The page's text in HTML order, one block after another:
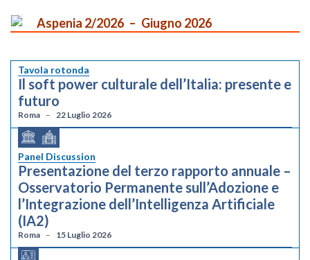
Aspenia 2/2026 Giugno 2026
Tavola rotonda
Il soft power culturale dell’Italia: presente e
futuro
Roma 22 Luglio 2026
Panel Discussion
Presentazione del terzo rapporto annuale –
Osservatorio Permanente sull’Adozione e
l’Integrazione dell’Intelligenza Artificiale
(IA2)
Roma 15 Luglio 2026